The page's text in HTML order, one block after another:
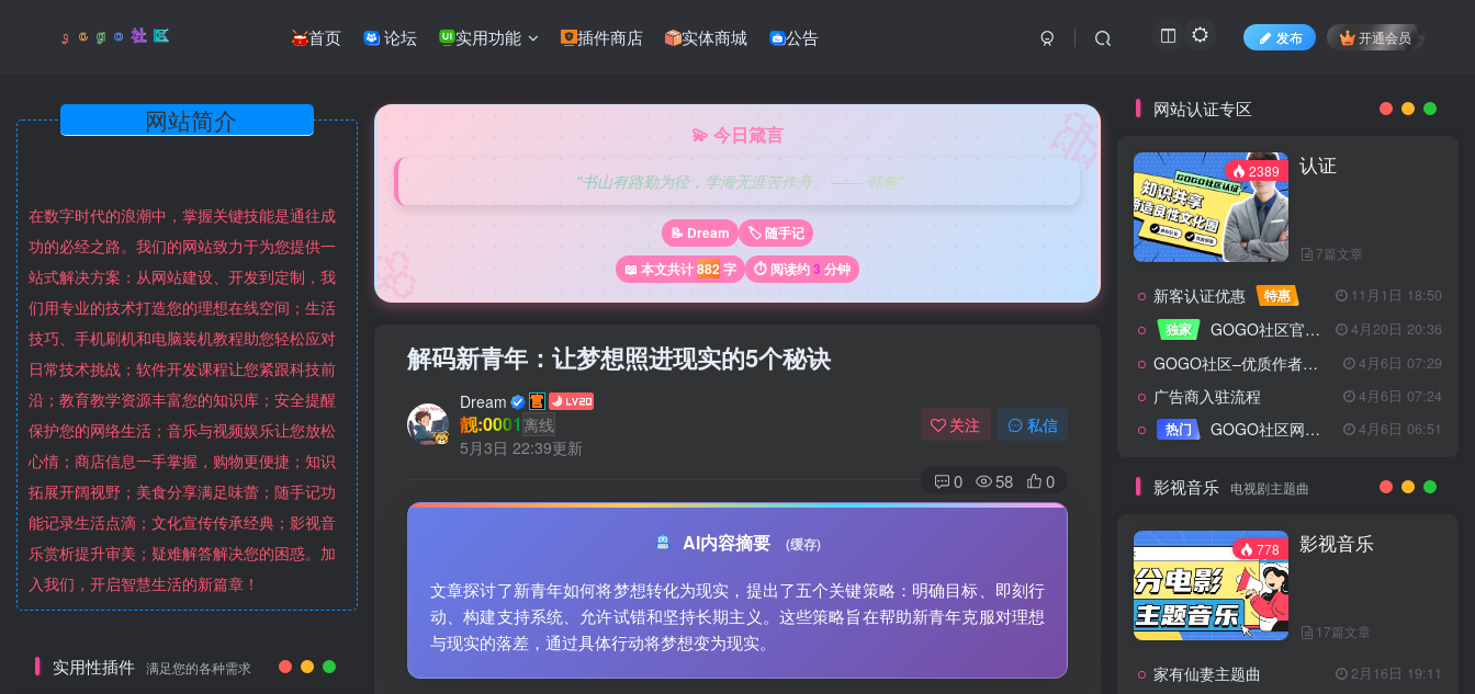
首页 论坛 实用功能 插件商店 实体商城 公告 发布 开通会员
在数字时代的浪潮中，掌握关键技能是通往成
功的必经之路。我们的网站致力于为您提供一
站式解决方案：从网站建设、开发到定制，我
们用专业的技术打造您的理想在线空间；生活
技巧、手机刷机和电脑装机教程助您轻松应对
日常技术挑战；软件开发课程让您紧跟科技前
沿；教育教学资源丰富您的知识库；安全提醒
保护您的网络生活；音乐与视频娱乐让您放松
心情；商店信息一手掌握，购物更便捷；知识
拓展开阔视野；美食分享满足味蕾；随手记功
能记录生活点滴；文化宣传传承经典；影视音
乐赏析提升审美；疑难解答解决您的困惑。加
入我们，开启智慧生活的新篇章！
实用性插件 满足您的各种需求
🎀
🌸
💫 今日箴言
"书山有路勤为径，学海无涯苦作舟。 —— 韩愈"
📝 Dream
🏷️ 随手记
📖 本文共计882字 ⏱️ 阅读约3 分钟
解码新青年：让梦想照进现实的5个秘诀
Dream
靓:0001 离线
5月3日 22:39更新
关注 私信
0 58 0
AI内容摘要 (缓存)
文章探讨了新青年如何将梦想转化为现实，提出了五个关键策略：明确目标、即刻行
动、构建支持系统、允许试错和坚持长期主义。这些策略旨在帮助新青年克服对理想
与现实的落差，通过具体行动将梦想变为现实。
网站认证专区
2389 认证
7篇文章
新客认证优惠 特惠
11月1日 18:50
独家
GOGO社区官方成员认证 4月20日 20:36
GOGO社区–优质作者认证 4月6日 07:29
广告商入驻流程
4月6日 07:24
热门
GOGO社区网站搭建(自助服务) 4月6日 06:51
影视音乐 电视剧主题曲
778 影视音乐
17篇文章
家有仙妻主题曲 2月16日 19:11
新客认证优惠 特惠
11月1日 18:50
独家
GOGO社区官方成员认证
GOGO社区–优质作者认证
广告商入驻流程
4月6日 07:24
热门
GOGO社区网站搭建(自助服务) 4月6日 06:51